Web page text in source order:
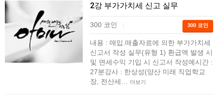
2강 부가가치세 신고 실무
300 코인 | 300 코인
내용 : 매입.매출자료에 의한 부가가치세
신고서 작성 실무(유형 1) 환급액 발생 시
및 면세수익 기입 시 신고서 작성예시간 :
27분강사 : 한상성(양산 미래 직업학교
장, 전산세…
더보기